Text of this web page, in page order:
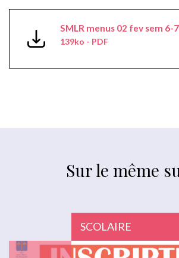
SMLR menus 02 fev sem 6-
139ko - PDF
Sur le même
SCOLAIRE